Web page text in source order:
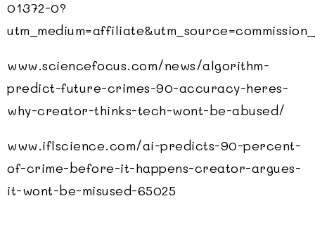
01372-0?
www.sciencefocus.com/news/algorithm-
predict-future-crimes-90-accuracy-heres-
why-creator-thinks-tech-wont-be-abused/
www.iflscience.com/ai-predicts-90-percent-
of-crime-before-it-happens-creator-argues-
it-wont-be-misused-65025